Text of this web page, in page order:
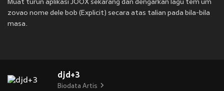
Muat turun aplikasi JOOX sekarang dan dengarkan lagu tem um
zovao nome dele bob (Explicit) secara atas talian pada bila-bila
masa.
djd+3
Biodata Artis